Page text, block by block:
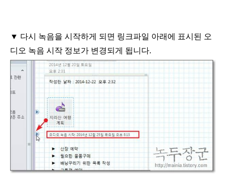
▼ 다시 녹음을 시작하게 되면 링크파일 아래에 표시된 오
디오 녹음 시작 정보가 변경되게 됩니다.